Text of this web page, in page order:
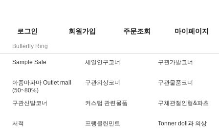
로그인 회원가입 주문조회 마이페이지
Butterfly Ring
Sample Sale 세일안구코너 구관가발코너
아줌마파마 Outlet mall
(50~80%)
구관의상코너 구관물품코너
구관신발코너 커스텀 관련물품 구체관절인형&파츠
서적 프랭클린민트 Tonner doll과 의상